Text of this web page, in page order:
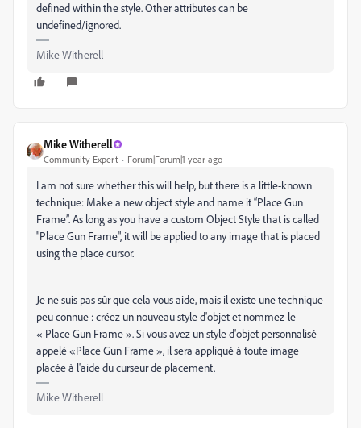
defined within the style. Other attributes can be
undefined/ignored.
Mike Witherell
Mike Witherell
Community Expert Forum|Forum|1 year ago
I am not sure whether this will help, but there is a little-known
technique: Make a new object style and name it “Place Gun
Frame”. As long as you have a custom Object Style that is called
"Place Gun Frame", it will be applied to any image that is placed
using the place cursor.
Je ne suis pas sûr que cela vous aide, mais il existe une technique
peu connue : créez un nouveau style d'objet et nommez-le
« Place Gun Frame ». Si vous avez un style d'objet personnalisé
appelé «Place Gun Frame », il sera appliqué à toute image
placée à l'aide du curseur de placement.
Mike Witherell